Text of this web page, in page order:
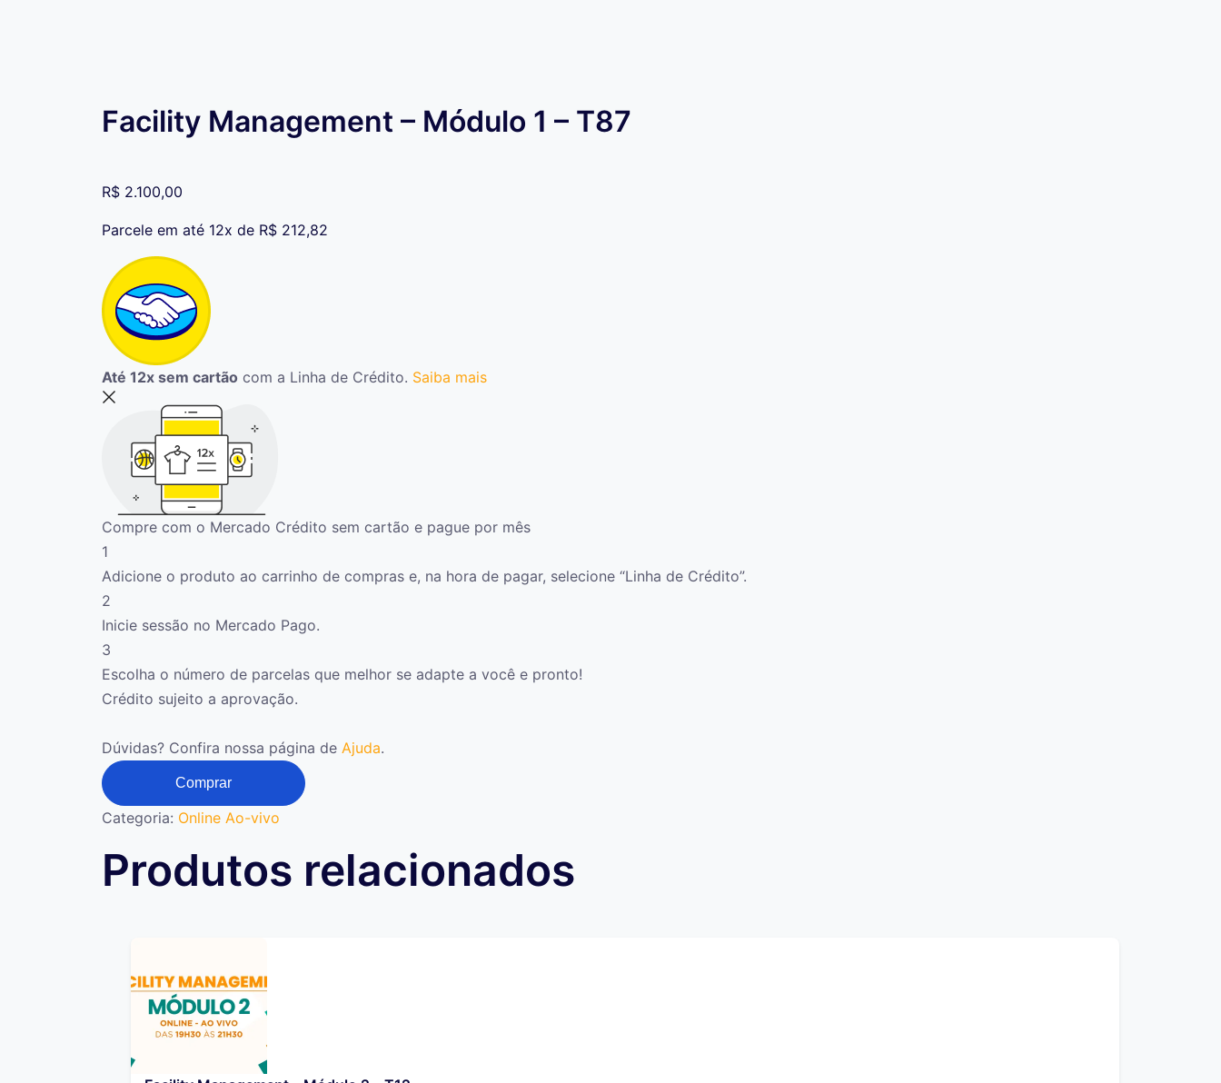
Facility Management – Módulo 1 – T87
R$ 2.100,00
Parcele em até 12x de R$ 212,82
Até 12x sem cartão com a Linha de Crédito. Saiba mais
Compre com o Mercado Crédito sem cartão e pague por mês
1
Adicione o produto ao carrinho de compras e, na hora de pagar, selecione “Linha de Crédito”.
2
Inicie sessão no Mercado Pago.
3
Escolha o número de parcelas que melhor se adapte a você e pronto!
Crédito sujeito a aprovação.
Dúvidas? Confira nossa página de Ajuda.
Facility
Management
-
Comprar
Categoria: Online Ao-vivo
Produtos relacionados